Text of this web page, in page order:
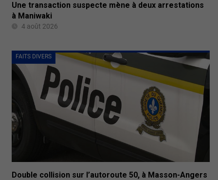
Une transaction suspecte mène à deux arrestations
à Maniwaki
4 août 2026
FAITS DIVERS
Double collision sur l’autoroute 50, à Masson-Angers